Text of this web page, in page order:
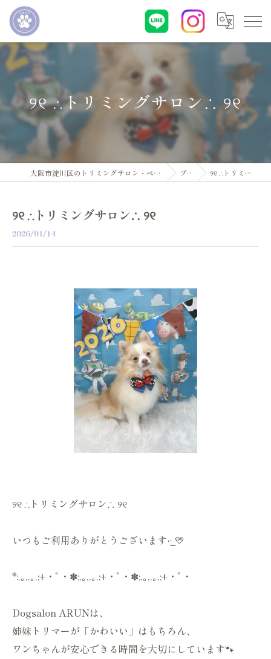
୨୧ ∴トリミングサロン∴ ୨୧
大阪市淀川区のトリミングサロン・ペットサロンならDogsalon ARUN ブログ ୨୧ ∴トリミングサロン∴ ୨୧
୨୧ ∴トリミングサロン∴ ୨୧
2026/01/14
୨୧ ∴トリミングサロン∴ ୨୧
いつもご利用ありがとうございます·͜· 💛
*:.｡..｡.:+・ﾟ・✽:.｡..｡.:+・ﾟ・✽:.｡..｡.:+・ﾟ・
Dogsalon ARUNは、
姉妹トリマーが「かわいい」はもちろん、
ワンちゃんが安心できる時間を大切にしています🐾